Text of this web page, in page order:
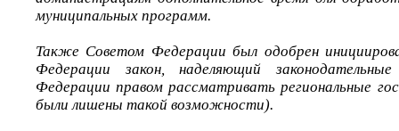
муниципальных программ.
Также Советом Федерации был одобрен
Федерации закон, наделяющий
Федерации правом рассматривать региональные
были лишены такой возможности).